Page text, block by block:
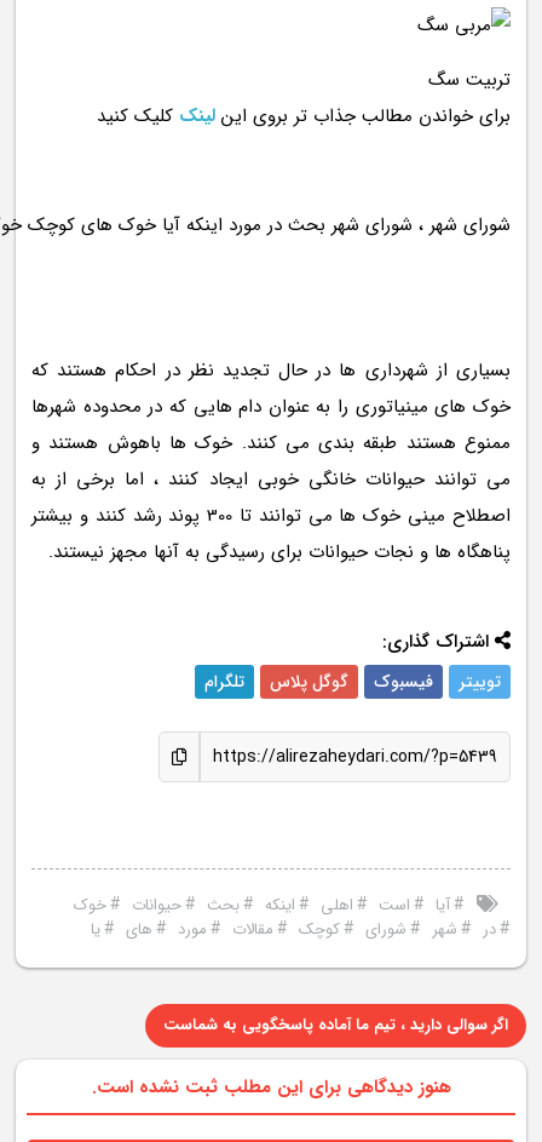
تربیت سگ
برای خواندن مطالب جذاب تر بروی اینلینک کلیک کنید
بسیاری از شهرداری ها در حال تجدید نظر در احکام هستند که
خوک های مینیاتوری را به عنوان دام هایی که در محدوده شهرها
ممنوع هستند طبقه بندی می کنند. خوک ها باهوش هستند و
می توانند حیوانات خانگی خوبی ایجاد کنند ، اما برخی از به
اصطلاح مینی خوک ها می توانند تا 300 پوند رشد کنند و بیشتر
پناهگاه ها و نجات حیوانات برای رسیدگی به آنها مجهز نیستند.
اشتراک گذاری:
توییتر فیسبوک گوگل پلاس تلگرام
https://alirezaheydari.com/?p=5439
#آیا #است #اهلی #اینکه #بحث #حیوانات #خوک
#در #شهر #شورای #کوچک #مقالات #مورد #های #یا
اگر سوالی دارید ، تیم ما آماده پاسخگویی به شماست
هنوز دیدگاهی برای این مطلب ثبت نشده است.